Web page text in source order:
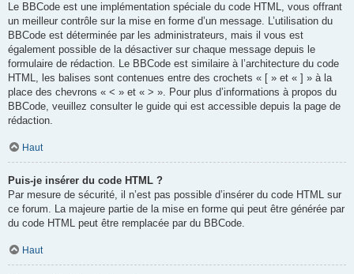
Le BBCode est une implémentation spéciale du code HTML, vous offrant
un meilleur contrôle sur la mise en forme d’un message. L’utilisation du
BBCode est déterminée par les administrateurs, mais il vous est
également possible de la désactiver sur chaque message depuis le
formulaire de rédaction. Le BBCode est similaire à l’architecture du code
HTML, les balises sont contenues entre des crochets « [ » et « ] » à la
place des chevrons « < » et « > ». Pour plus d’informations à propos du
BBCode, veuillez consulter le guide qui est accessible depuis la page de
rédaction.
Haut
Puis-je insérer du code HTML ?
Par mesure de sécurité, il n’est pas possible d’insérer du code HTML sur
ce forum. La majeure partie de la mise en forme qui peut être générée par
du code HTML peut être remplacée par du BBCode.
Haut